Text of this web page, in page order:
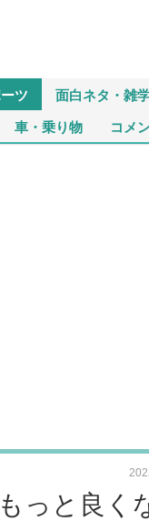
ツ 面白ネタ・雑
車・乗り物 コメ
っと良く